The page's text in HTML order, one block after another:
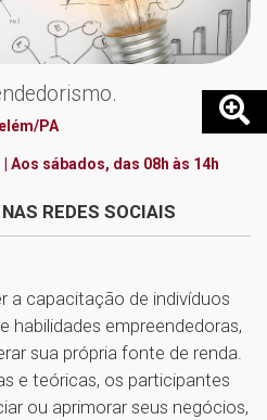
PA
Aos sábados, das 08h às 14h
REDES SOCIAIS
a capacitação de indivíduos
habilidades empreendedoras,
sua própria fonte de renda.
e teóricas, os participantes
ou aprimorar seus negócios,